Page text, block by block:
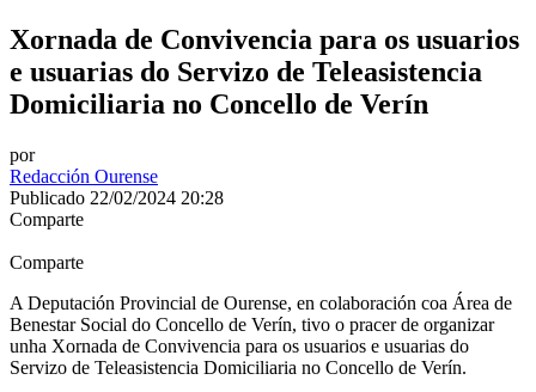
Xornada de Convivencia para os usuarios
e usuarias do Servizo de Teleasistencia
Domiciliaria no Concello de Verín
por
Redacción Ourense
Publicado 22/02/2024 20:28
Comparte
Comparte
A Deputación Provincial de Ourense, en colaboración coa Área de
Benestar Social do Concello de Verín, tivo o pracer de organizar
unha Xornada de Convivencia para os usuarios e usuarias do
Servizo de Teleasistencia Domiciliaria no Concello de Verín.